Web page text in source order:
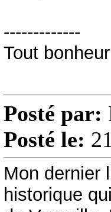
-------------
Tout
Posté par:
Posté le:
Mon dernier
historique